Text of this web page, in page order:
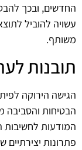
החדשים, ובכך
עשויה להוביל
משותף.
תובנות
הגישה הירוקה
הבטיחות והסביבה
המודעות
פתרונות יצירתיים